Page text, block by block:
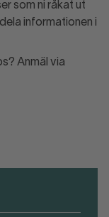
som ni råkat ut
informationen i
Anmäl via